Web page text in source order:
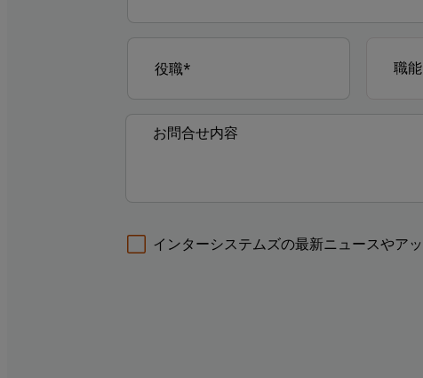
インターシステムズの最新ニュースやア